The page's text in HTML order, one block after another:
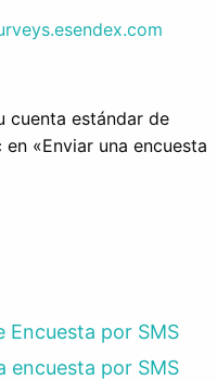
cuenta estándar de
«Enviar una encuesta
Encuesta por SMS
encuesta por SMS